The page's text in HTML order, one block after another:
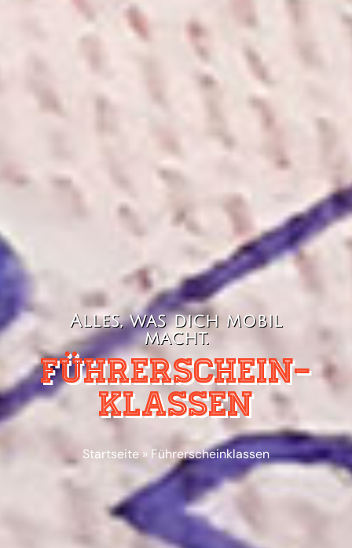
Alles, was dich mobil
macht.
Führer­schein­
klassen
Startseite » Führerscheinklassen